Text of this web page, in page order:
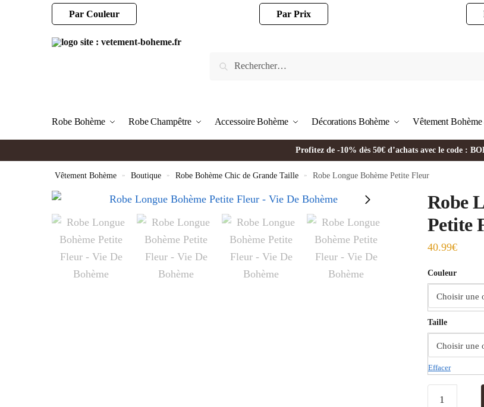
Par Couleur Par Prix
Robe Bohème Robe Champêtre Accessoire Bohème Décorations Bohème Vêtement
Profitez de -10% dès 50€ d’achats avec le code :
Vêtement Bohème » Boutique » Robe Bohème Chic de Grande Taille » Robe Longue Bohème Petite Fleur
Robe
Petite
40.99€
Couleur
Taille
Effacer